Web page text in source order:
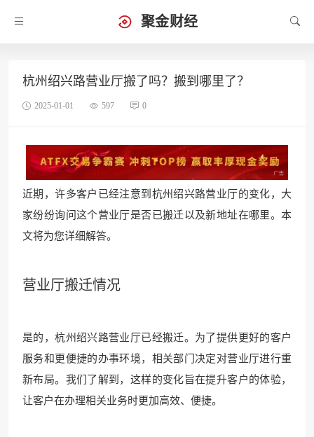
聚金财经
杭州绍兴路营业厅搬了吗？搬到哪里了？
2025-01-01 597 0
近期，许多客户已经注意到杭州绍兴路营业厅的变化，大
家纷纷询问这个营业厅是否已搬迁以及新地址在哪里。本
文将为您详细解答。
营业厅搬迁情况
是的，杭州绍兴路营业厅已经搬迁。为了提供更好的客户
服务和更便捷的办事环境，相关部门决定对营业厅进行重
新布局。我们了解到，这样的变化旨在提升客户的体验，
让客户在办理相关业务时更加高效、便捷。